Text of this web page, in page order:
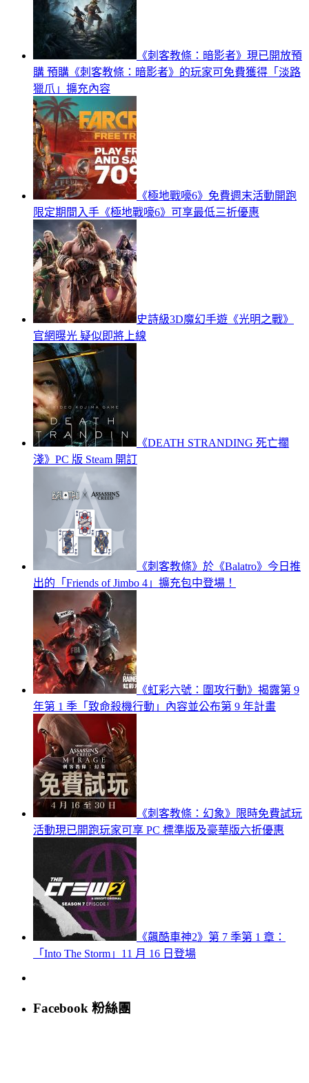
《刺客教條：暗影者》現已開放預
購 預購《刺客教條：暗影者》的玩家可免費獲得「淡路
獵爪」擴充內容
《極地戰嚎6》免費週末活動開跑
限定期間入手《極地戰嚎6》可享最低三折優惠
史詩級3D魔幻手遊《光明之戰》
官網曝光 疑似即將上線
《DEATH STRANDING 死亡擱
淺》PC 版 Steam 開訂
《刺客教條》於《Balatro》今日推
出的「Friends of Jimbo 4」擴充包中登場！
《虹彩六號：圍攻行動》揭露第 9
年第 1 季「致命殺機行動」內容並公布第 9 年計畫
《刺客教條：幻象》限時免費試玩
活動現已開跑玩家可享 PC 標準版及豪華版六折優惠
《飆酷車神2》第 7 季第 1 章：
「Into The Storm」11 月 16 日登場
Facebook 粉絲團